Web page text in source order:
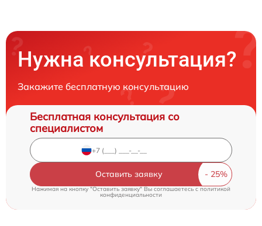
Нужна консультация?
Закажите бесплатную консультацию
Бесплатная консультация со
специалистом
Оставить заявку
Нажимая на кнопку "Оставить заявку" Вы соглашаетесь c политикой
конфиденциальности